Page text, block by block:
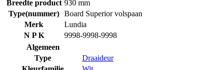
Breedte product 930 mm
Type(nummer) Board Superior volspaan
Merk
Lundia
N P K
9998-9998-9998
Algemeen
Type
Draaideur